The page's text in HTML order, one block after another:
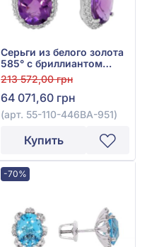
Серьги из белого золота
585° с бриллиантом
0,76ct и аметистом
4,14ct, арт. 55-110-
446BA-951
213 572,00 грн
64 071,60 грн
(арт. 55-110-446BA-951)
Купить
-70%